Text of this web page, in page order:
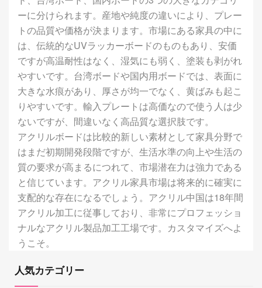
ーに分けられます。産地や純度の違いにより、プレー
トの品質や価格が決まります。市場にある家具の中に
は、伝統的なUVラッカーボードのものもあり、安価
ですが高温耐性はなく、湿気にも弱く、塗装も剥がれ
やすいです。台湾ボードや国内用ボードでは、表面に
大きな水痕があり、厚さが均一でなく、黄ばみも起こ
りやすいです。輸入プレートは高価なので使う人は少
ないですが、間違いなく高品質な選択肢です。
アクリルボードは比較的新しい素材として家具分野で
はまだ初期開発段階ですが、生活水準の向上や生活の
質の要求が高まるにつれて、市場潜在力は強力である
と信じています。アクリル家具市場は将来的に確実に
支配的な存在になるでしょう。アクリル中国は18年間
アクリル加工に従事しており、非常にプロフェッショ
ナルなアクリル製品加工工場です。カスタマイズへよ
うこそ。
人気カテゴリー